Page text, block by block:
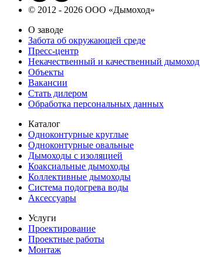
© 2012 - 2026 ООО «Дымоход»
О заводе
Забота об окружающей среде
Пресс-центр
Некачественный и качественный дымоход
Объекты
Вакансии
Стать дилером
Обработка персональных данных
Каталог
Одноконтурные круглые
Одноконтурные овальные
Дымоходы с изоляцией
Коаксиальные дымоходы
Коллективные дымоходы
Система подогрева воды
Аксессуары
Услуги
Проектирование
Проектные работы
Монтаж